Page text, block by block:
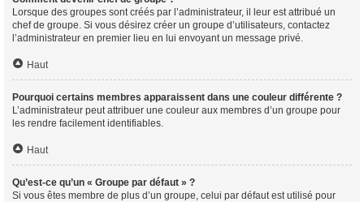
Lorsque des groupes sont créés par l’administrateur, il leur est attribué un
chef de groupe. Si vous désirez créer un groupe d’utilisateurs, contactez
l’administrateur en premier lieu en lui envoyant un message privé.
Haut
Pourquoi certains membres apparaissent dans une couleur différente ?
L’administrateur peut attribuer une couleur aux membres d’un groupe pour
les rendre facilement identifiables.
Haut
Qu’est-ce qu’un « Groupe par défaut » ?
Si vous êtes membre de plus d’un groupe, celui par défaut est utilisé pour